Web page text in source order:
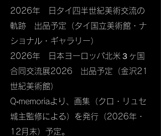
2026年 日タイ四半世紀美術交流の
軌跡 出品予定（タイ国立美術館・ナ
ショナル・ギャラリー）
2026年 日本ヨーロッパ北米３ヶ国
合同交流展2026 出品予定（金沢21
世紀美術館）
Q‐memoriaより、画集（クロ・リュセ
城主監修による）を発行（2026年・
12月末）予定。